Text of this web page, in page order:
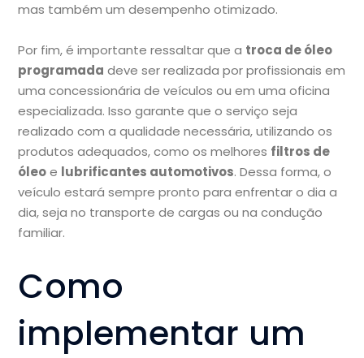
mas também um desempenho otimizado.
Por fim, é importante ressaltar que a troca de óleo
programada deve ser realizada por profissionais em
uma concessionária de veículos ou em uma oficina
especializada. Isso garante que o serviço seja
realizado com a qualidade necessária, utilizando os
produtos adequados, como os melhores filtros de
óleoe lubrificantes automotivos. Dessa forma, o
veículo estará sempre pronto para enfrentar o dia a
dia, seja no transporte de cargas ou na condução
familiar.
Como
implementar um